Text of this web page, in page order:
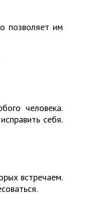
позволяет им
человека.
себя.
встречаем.